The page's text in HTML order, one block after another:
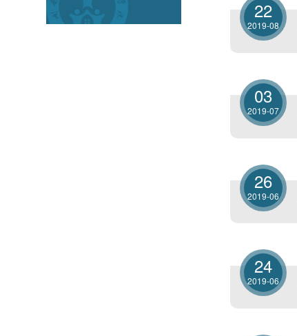
22
2019-08
03
2019-07
26
2019-06
24
2019-06